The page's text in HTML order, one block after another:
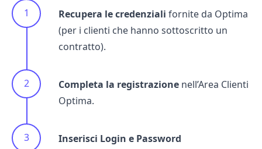
Recupera le credenziali fornite da Optima
(per i clienti che hanno sottoscritto un
contratto).
Completa la registrazione nell’Area Clienti
Optima.
Inserisci Login e Password